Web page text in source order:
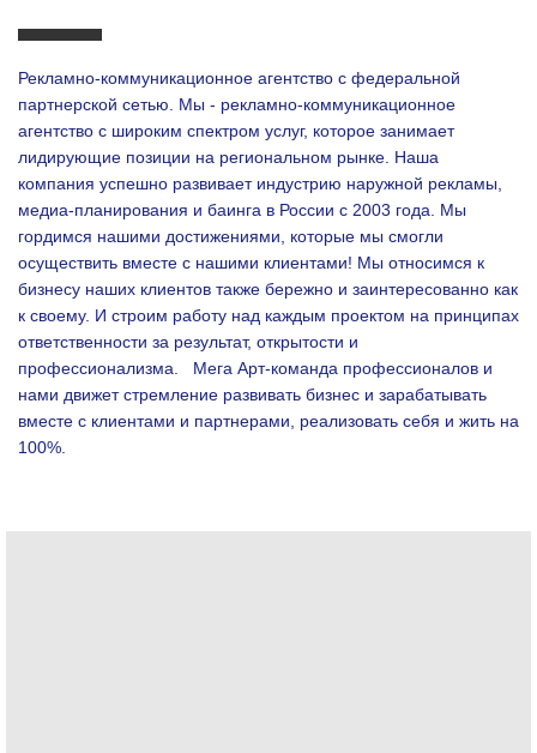
Рекламно-коммуникационное агентство с федеральной
партнерской сетью. Мы - рекламно-коммуникационное
агентство с широким спектром услуг, которое занимает
лидирующие позиции на региональном рынке. Наша
компания успешно развивает индустрию наружной рекламы,
медиа-планирования и баинга в России с 2003 года. Мы
гордимся нашими достижениями, которые мы смогли
осуществить вместе с нашими клиентами! Мы относимся к
бизнесу наших клиентов также бережно и заинтересованно как
к своему. И строим работу над каждым проектом на принципах
ответственности за результат, открытости и
профессионализма. Мега Арт-команда профессионалов и
нами движет стремление развивать бизнес и зарабатывать
вместе с клиентами и партнерами, реализовать себя и жить на
100%.